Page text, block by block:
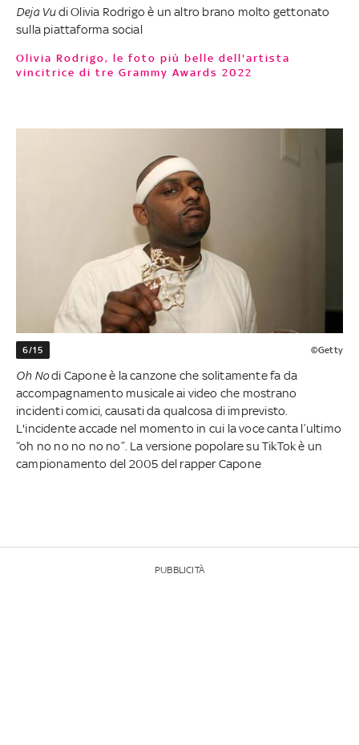
Deja Vudi Olivia Rodrigo è un altro brano molto gettonato
sulla piattaforma social
Olivia Rodrigo, le foto più belle dell'artista
vincitrice di tre Grammy Awards 2022
6/15 ©Getty
Oh Nodi Capone è la canzone che solitamente fa da
accompagnamento musicale ai video che mostrano
incidenti comici, causati da qualcosa di imprevisto.
L'incidente accade nel momento in cui la voce canta l’ultimo
“oh no no no no no”. La versione popolare su TikTok è un
campionamento del 2005 del rapper Capone
PUBBLICITÀ